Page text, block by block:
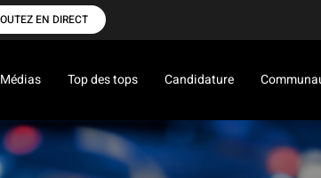
EN DIRECT
Top des tops Candidature